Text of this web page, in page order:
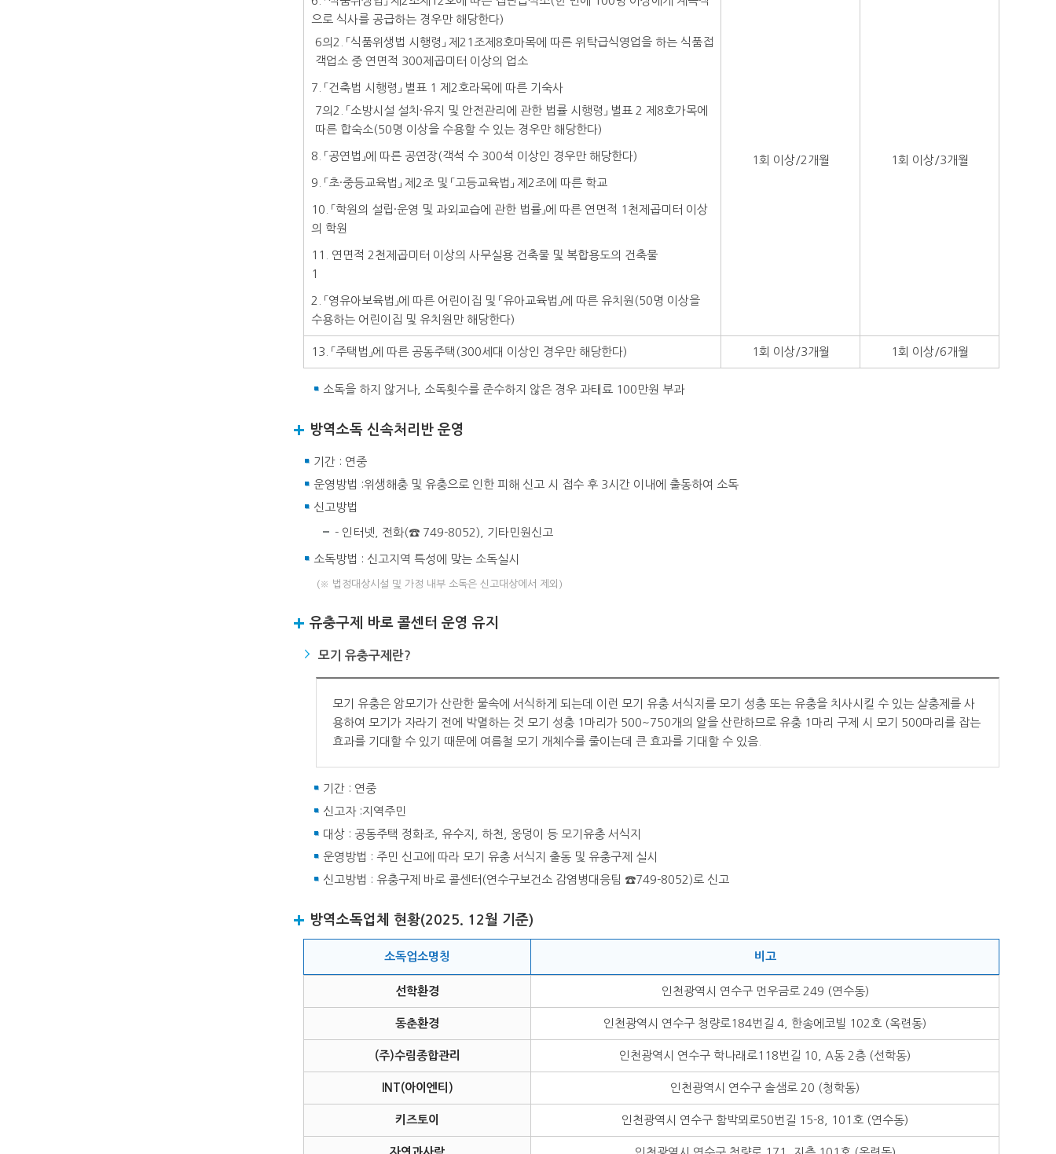
으로 식사를 공급하는 경우만 해당한다)
6의2. 「식품위생법 시행령」 제21조제8호마목에 따른 위탁급식영업을 하는 식품접
객업소 중 연면적 300제곱미터 이상의 업소
7. 「건축법 시행령」 별표 1 제2호라목에 따른 기숙사
7의2. 「소방시설 설치·유지 및 안전관리에 관한 법률 시행령」 별표 2 제8호가목에
따른 합숙소(50명 이상을 수용할 수 있는 경우만 해당한다)
8. 「공연법」에 따른 공연장(객석 수 300석 이상인 경우만 해당한다)
9. 「초·중등교육법」 제2조 및 「고등교육법」 제2조에 따른 학교
10. 「학원의 설립·운영 및 과외교습에 관한 법률」에 따른 연면적 1천제곱미터 이상
의 학원
11. 연면적 2천제곱미터 이상의 사무실용 건축물 및 복합용도의 건축물
1
2. 「영유아보육법」에 따른 어린이집 및 「유아교육법」에 따른 유치원(50명 이상을
수용하는 어린이집 및 유치원만 해당한다)
1회 이상/2개월 1회 이상/3개월
13. 「주택법」에 따른 공동주택(300세대 이상인 경우만 해당한다) 1회 이상/3개월 1회 이상/6개월
소독을 하지 않거나, 소독횟수를 준수하지 않은 경우 과태료 100만원 부과
방역소독 신속처리반 운영
기간 : 연중
운영방법 :위생해충 및 유충으로 인한 피해 신고 시 접수 후 3시간 이내에 출동하여 소독
신고방법
- 인터넷, 전화(☎ 749-8052), 기타민원신고
소독방법 : 신고지역 특성에 맞는 소독실시
(※ 법정대상시설 및 가정 내부 소독은 신고대상에서 제외)
유충구제 바로 콜센터 운영 유지
모기 유충구제란?
모기 유충은 암모기가 산란한 물속에 서식하게 되는데 이런 모기 유충 서식지를 모기 성충 또는 유충을 치사시킬 수 있는 살충제를 사
용하여 모기가 자라기 전에 박멸하는 것 모기 성충 1마리가 500~750개의 알을 산란하므로 유충 1마리 구제 시 모기 500마리를 잡는
효과를 기대할 수 있기 때문에 여름철 모기 개체수를 줄이는데 큰 효과를 기대할 수 있음.
기간 : 연중
신고자 :지역주민
대상 : 공동주택 정화조, 유수지, 하천, 웅덩이 등 모기유충 서식지
운영방법 : 주민 신고에 따라 모기 유충 서식지 출동 및 유충구제 실시
신고방법 : 유충구제 바로 콜센터(연수구보건소 감염병대응팀 ☎749-8052)로 신고
방역소독업체 현황(2025. 12월 기준)
소독업소명칭 비고
선학환경 인천광역시 연수구 먼우금로 249 (연수동)
동춘환경 인천광역시 연수구 청량로184번길 4, 한송에코빌 102호 (옥련동)
(주)수림종합관리 인천광역시 연수구 학나래로118번길 10, A동 2층 (선학동)
INT(아이엔티) 인천광역시 연수구 솔샘로 20 (청학동)
키즈토이 인천광역시 연수구 함박뫼로50번길 15-8, 101호 (연수동)